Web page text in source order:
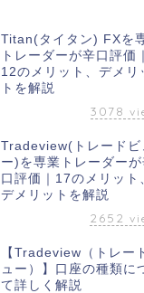
Titan(タイタン) FXを
トレーダーが辛口評価｜
12のメリット、デメリ
トを解説
3078
Tradeview(トレードビ
ー)を専業トレーダーが
口評価｜17のメリット
デメリットを解説
2652
【Tradeview（トレー
ュー）】口座の種類に
て詳しく解説